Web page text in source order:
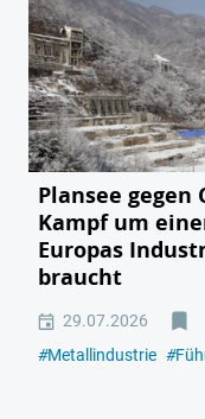
Plansee gegen
Kampf um
Europas
braucht
29.07.2026
#Metallindustrie #